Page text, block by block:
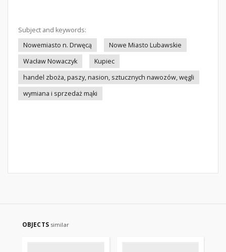
Subject and keywords:
Nowemiasto n. Drwęcą
Nowe Miasto Lubawskie
Wacław Nowaczyk
Kupiec
handel zboża, paszy, nasion, sztucznych nawozów, węgli
wymiana i sprzedaż mąki
OBJECTS similar